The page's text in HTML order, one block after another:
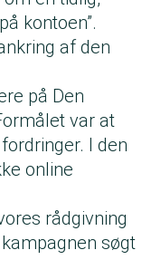
kontoen”.
af den
på Den
var at
I den
online
rådgivning
søgt